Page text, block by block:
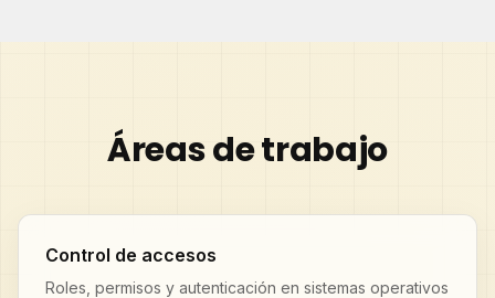
Áreas de trabajo
Control de accesos
Roles, permisos y autenticación en sistemas operativos